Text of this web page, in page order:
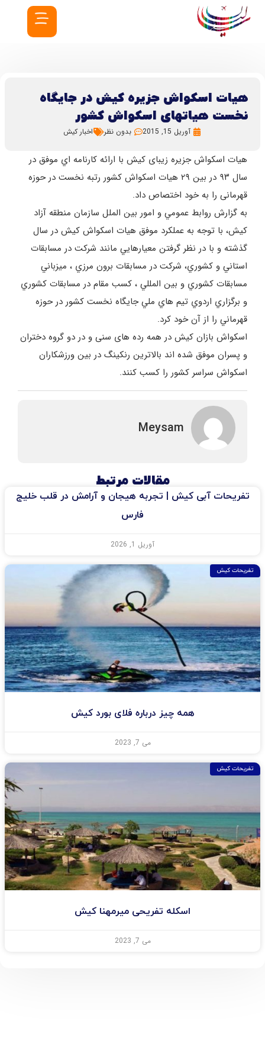
هیات اسکواش جزیره کیش در جایگاه
نخست هیاتهای اسکواش كشور
آوریل 15, 2015 بدون نظر اخبار کیش
هیات اسکواش جزیره زیبای کیش با ارائه کارنامه اي موفق در
سال ۹۳ در بین ۲۹ هیات اسكواش کشور رتبه نخست در حوزه
قهرمانی را به خود اختصاص داد.
به گزارش روابط عمومي و امور بين الملل سازمان منطقه آزاد
كيش، با توجه به عملكرد موفق هيات اسكواش كيش در سال
گذشته و با در نظر گرفتن معيارهايي مانند شركت در مسابقات
استاني و كشوري، شركت در مسابقات برون مرزي ، ميزباني
مسابقات كشوري و بين المللي ، كسب مقام در مسابقات كشوري
و برگزاري اردوي تيم هاي ملي جايگاه نخست كشور در حوزه
قهرماني را از آن خود كرد.
اسكواش بازان كيش در همه رده های سنی و در دو گروه دختران
و پسران موفق شده اند بالاترین رنکینگ در بین ورزشکاران
اسکواش سراسر کشور را کسب كنند.
Meysam
مقالات مرتبط
تفریحات آبی کیش | تجربه هیجان و آرامش در قلب خلیج
فارس
آوریل 1, 2026
تفریحات کیش
همه چیز درباره فلای بورد کیش
می 7, 2023
تفریحات کیش
اسکله تفریحی میرمهنا کیش
می 7, 2023